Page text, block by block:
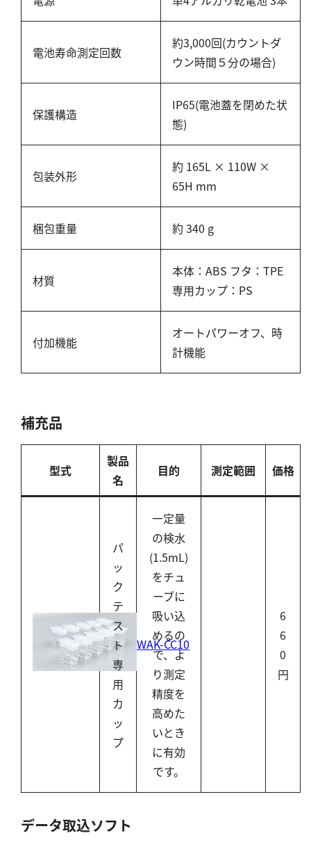
電池寿命測定回数
約3,000回(カウントダ
ウン時間５分の場合)
保護構造
IP65(電池蓋を閉めた状
態)
包装外形
約 165L × 110W ×
65H mm
梱包重量 約 340 g
材質
本体：ABS フタ：TPE
専用カップ：PS
付加機能
オートパワーオフ、時
計機能
補充品
型式
製品
名
目的 測定範囲 価格
WAK-CC10
パ
ッ
ク
テ
ス
ト
専
用
カ
ッ
プ
一定量
の検水
(1.5mL)
をチュ
ーブに
吸い込
めるの
で、よ
り測定
精度を
高めた
いとき
に有効
です。
6
6
0
円
データ取込ソフト